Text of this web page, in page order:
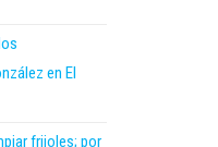
en El
frijoles; por